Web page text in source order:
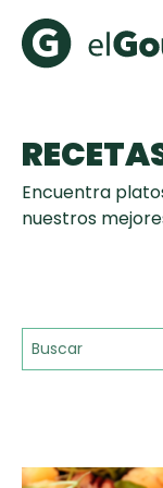
Encuentra
nuestros
15'